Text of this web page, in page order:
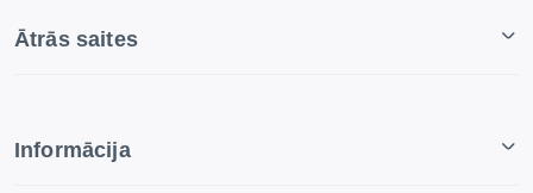
Ātrās saites
Informācija